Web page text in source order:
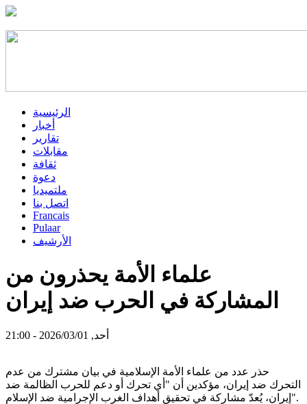
الرئيسية
أخبار
تقارير
مقابلات
ثقافة
دعوة
ملتميديا
اتصل بنا
Francais
Pulaar
الأرشيف
علماء الأمة يحذرون من
المشاركة في الحرب ضد إيران
أحد, 2026/03/01 - 21:00
حذر عدد من علماء الأمة الإسلامية في بيان مشترك من عدم
التحرك ضد إيران، مؤكدين أن "أي تحرك أو دعم للحرب الظالمة ضد
إيران، يُعدّ مشاركة في تحقيق أهداف الغرب الإجرامية ضد الإسلام".